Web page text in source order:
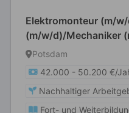
Elektromonteur (m/
(m/w/d)/Mechaniker
Straßenbeleuchtung
Potsdam
42.000 - 50.200 €/
Nachhaltiger
Fort- und